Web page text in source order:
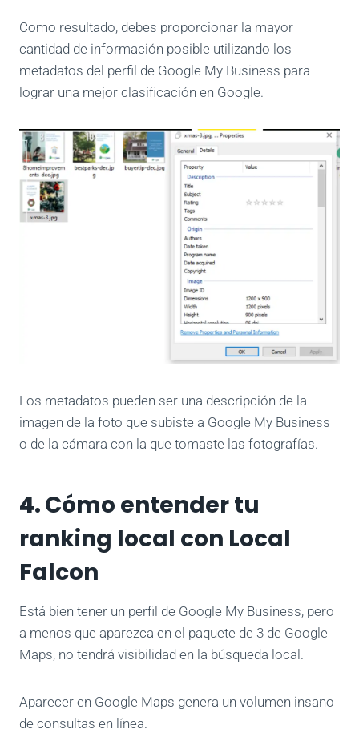
Como resultado, debes proporcionar la mayor
cantidad de información posible utilizando los
metadatos del perfil de Google My Business para
lograr una mejor clasificación en Google.
Los metadatos pueden ser una descripción de la
imagen de la foto que subiste a Google My Business
o de la cámara con la que tomaste las fotografías.
4.Cómo entender tu
ranking local con Local
Falcon
Está bien tener un perfil de Google My Business, pero
a menos que aparezca en el paquete de 3 de Google
Maps, no tendrá visibilidad en la búsqueda local.
Aparecer en Google Maps genera un volumen insano
de consultas en línea.